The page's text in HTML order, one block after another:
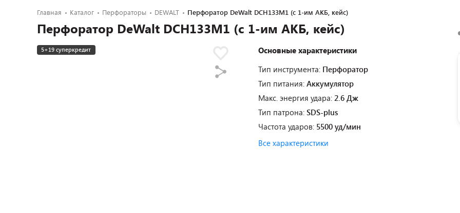
Главная Каталог Перфораторы DEWALT Перфоратор DeWalt DCH133M1 (с 1-им АКБ, кейс)
Перфоратор DeWalt DCH133M1 (с 1-им АКБ, кейс)
5+19 суперкредит
Основные характеристики
Тип инструмента: Перфоратор
Тип питания: Аккумулятор
Макс. энергия удара: 2.6 Дж
Тип патрона: SDS-plus
Частота ударов: 5500 уд/мин
Все характеристики